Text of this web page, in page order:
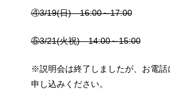
④3/19(日) 16:00～17:00
⑤3/21(火祝) 14:00～15:00
※説明会は終了しましたが、お電話
申し込みください。